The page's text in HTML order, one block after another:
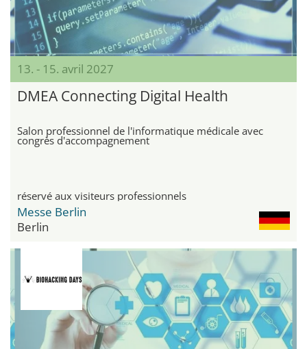
13. - 15. avril 2027
DMEA Connecting Digital Health
Salon professionnel de l'informatique médicale avec
congrès d'accompagnement
réservé aux visiteurs professionnels
Messe Berlin
Berlin